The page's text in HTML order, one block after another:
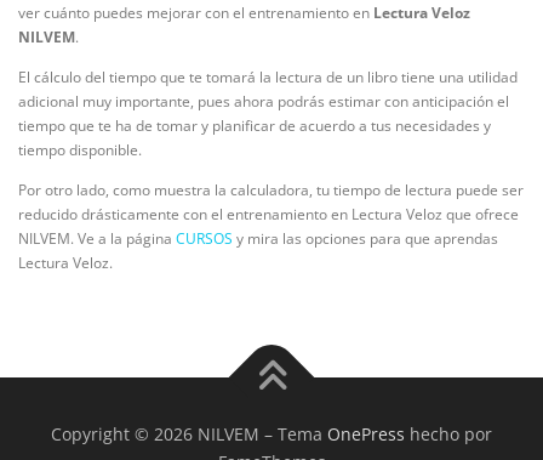
ver cuánto puedes mejorar con el entrenamiento en Lectura Veloz
NILVEM.
El cálculo del tiempo que te tomará la lectura de un libro tiene una utilidad
adicional muy importante, pues ahora podrás estimar con anticipación el
tiempo que te ha de tomar y planificar de acuerdo a tus necesidades y
tiempo disponible.
Por otro lado, como muestra la calculadora, tu tiempo de lectura puede ser
reducido drásticamente con el entrenamiento en Lectura Veloz que ofrece
NILVEM. Ve a la página CURSOS y mira las opciones para que aprendas
Lectura Veloz.
Copyright © 2026 NILVEM – Tema OnePress hecho por